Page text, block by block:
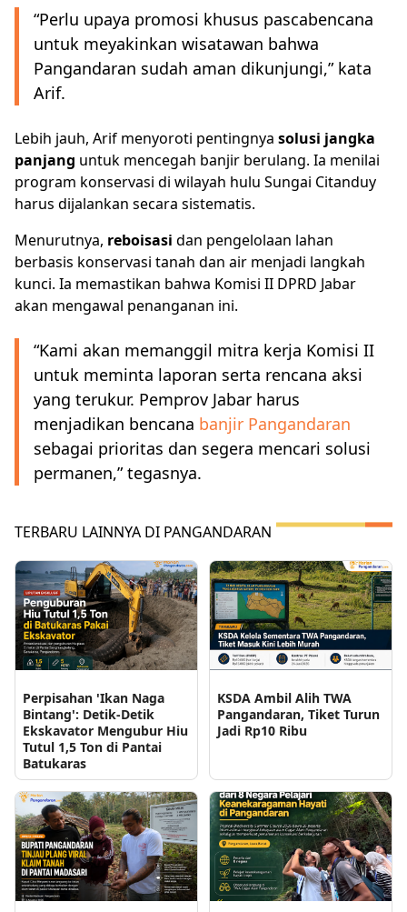
“Perlu upaya promosi khusus pascabencana
untuk meyakinkan wisatawan bahwa
Pangandaran sudah aman dikunjungi,” kata
Arif.
Lebih jauh, Arif menyoroti pentingnya solusi jangka
panjang untuk mencegah banjir berulang. Ia menilai
program konservasi di wilayah hulu Sungai Citanduy
harus dijalankan secara sistematis.
Menurutnya, reboisasi dan pengelolaan lahan
berbasis konservasi tanah dan air menjadi langkah
kunci. Ia memastikan bahwa Komisi II DPRD Jabar
akan mengawal penanganan ini.
“Kami akan memanggil mitra kerja Komisi II
untuk meminta laporan serta rencana aksi
yang terukur. Pemprov Jabar harus
menjadikan bencana banjir Pangandaran
sebagai prioritas dan segera mencari solusi
permanen,” tegasnya.
TERBARU LAINNYA DI PANGANDARAN
Perpisahan 'Ikan Naga
Bintang': Detik-Detik
Ekskavator Mengubur Hiu
Tutul 1,5 Ton di Pantai
Batukaras
KSDA Ambil Alih TWA
Pangandaran, Tiket Turun
Jadi Rp10 Ribu